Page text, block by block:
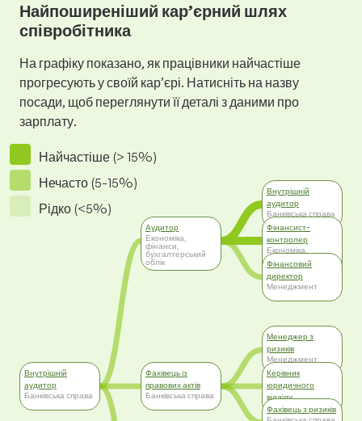
Найпоширеніший кар’єрний шлях
співробітника
На графіку показано, як працівники найчастіше
прогресують у своїй кар’єрі. Натисніть на назву
посади, щоб переглянути її деталі з даними про
зарплату.
Найчастіше (> 15%)
Нечасто (5-15%)
Рідко (<5%)
Внутрішній
аудитор
Банківська справа
Аудитор
Економіка,
фінанси,
бухгалтерський
облік
Фахівець із
правових актів
Банківська справа
Внутрішній
аудитор
Банківська справа
Фінансист-
контролер
Економіка,
фінанси,
бухгалтерський
облік
Фінансовий
директор
Менеджмент
Менеджер з
ризиків
Менеджмент
Керівник
юридичного
відділу
Менеджмент
Фахівець з ризиків